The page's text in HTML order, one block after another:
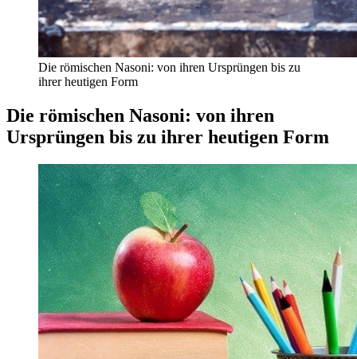
Die römischen Nasoni: von ihren Ursprüngen bis zu
ihrer heutigen Form
Die römischen Nasoni: von ihren
Ursprüngen bis zu ihrer heutigen Form